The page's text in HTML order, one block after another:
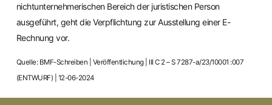
nichtunternehmerischen Bereich der juristischen Person
ausgeführt, geht die Verpflichtung zur Ausstellung einer E-
Rechnung vor.
Quelle: BMF-Schreiben | Veröffentlichung | III C 2 – S 7287-a/23/10001 :007
(ENTWURF) | 12-06-2024